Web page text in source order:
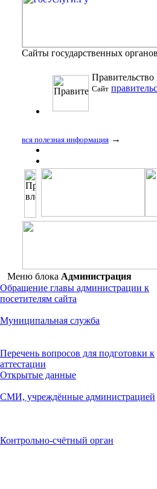
Сайты государственных
Сайт
вся полезная информация →
Меню блока Администрация
Обращение главы администрации к
посетителям сайта
Муниципальная служба
Перечень вопросов для подготовки к
аттестации
Открытые данные
СМИ, учреждённые администрацией
Контрольно-счётный орган